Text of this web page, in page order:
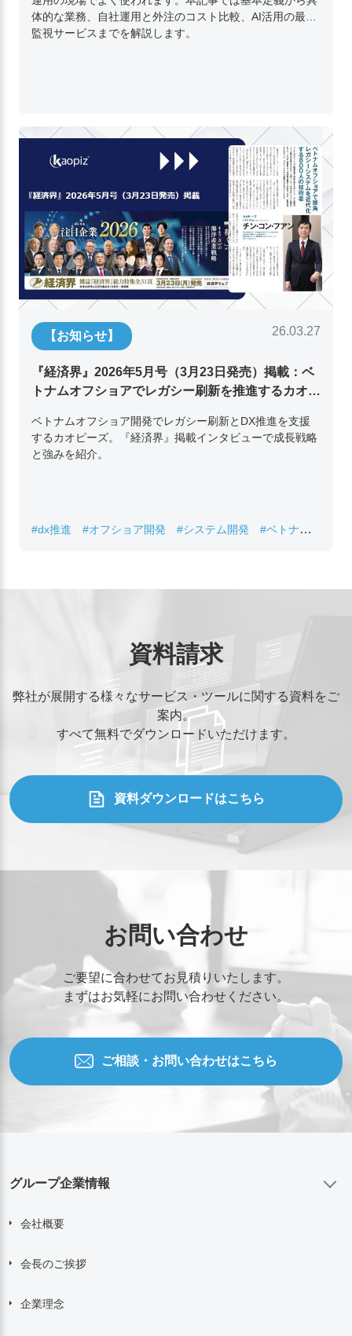
体的な業務、自社運用と外注のコスト比較、AI活用の最新
監視サービスまでを解説します。
【お知らせ】 26.03.27
『経済界』2026年5月号（3月23日発売）掲載：ベ
トナムオフショアでレガシー刷新を推進するカオピ
ベトナムオフショア開発でレガシー刷新とDX推進を支援
するカオピーズ。『経済界』掲載インタビューで成長戦略
と強みを紹介。
#dx推進 #オフショア開発 #システム開発
#ベトナムIT
資料請求
弊社が展開する様々なサービス・ツールに関する資料をご
案内。
すべて無料でダウンロードいただけます。
資料ダウンロードはこちら
お問い合わせ
ご要望に合わせてお見積りいたします。
まずはお気軽にお問い合わせください。
ご相談・お問い合わせはこちら
グループ企業情報
会社概要
会長のご挨拶
企業理念